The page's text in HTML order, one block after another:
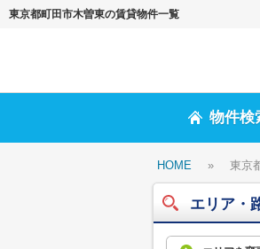
東京都町田市木曽東の賃貸物件一覧
物件検
HOME » 東京
エリア・